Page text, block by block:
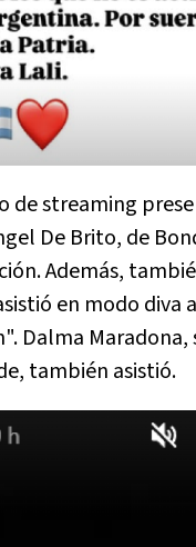
de streaming
De Brito, de
Además,
en modo diva
Dalma Maradona,
también asistió.